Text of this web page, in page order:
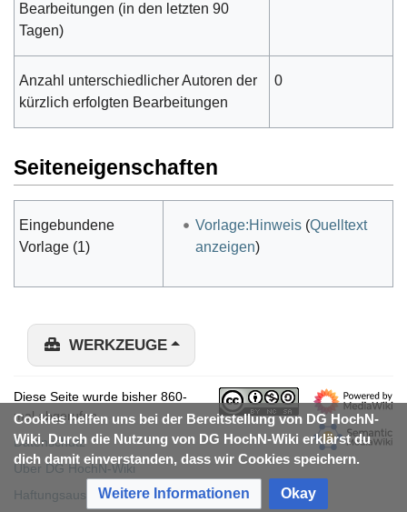
Bearbeitungen (in den letzten 90
Tagen)
Anzahl unterschiedlicher Autoren der
kürzlich erfolgten Bearbeitungen
0
Seiteneigenschaften
Eingebundene
Vorlage (1)
Vorlage:Hinweis(Quelltext
anzeigen)
Cookies helfen uns bei der Bereitstellung von DG HochN-
Wiki. Durch die Nutzung von DG HochN-Wiki erklärst du
dich damit einverstanden, dass wir Cookies speichern.
Weitere Informationen Okay
WERKZEUGE
Diese Seite wurde bisher 860-
mal abgerufen.
Datenschutz
Über DG HochN-Wiki
Haftungsausschluss